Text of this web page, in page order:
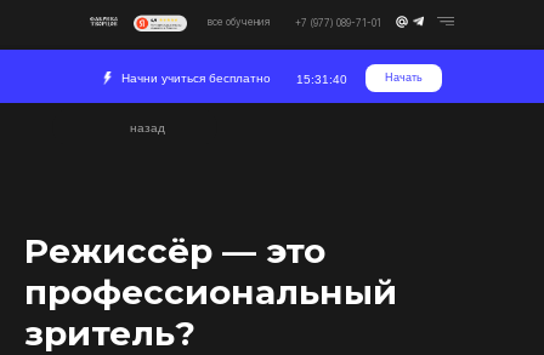
все обучения +7 (977) 089-71-01
15:31:40
Начни учиться бесплатно Начать
назад
Режиссёр — это
профессиональный
зритель?